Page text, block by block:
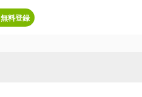
無料登録